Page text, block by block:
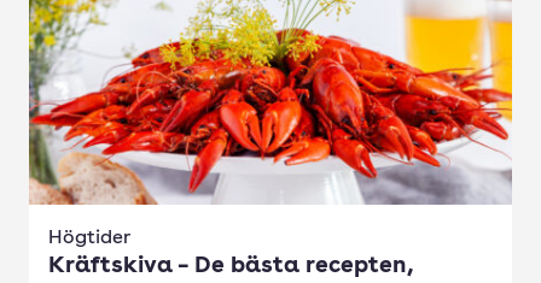
Högtider
Kräftskiva – De bästa recepten,